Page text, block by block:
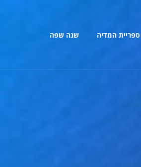
ספריית המדיה שנה שפה